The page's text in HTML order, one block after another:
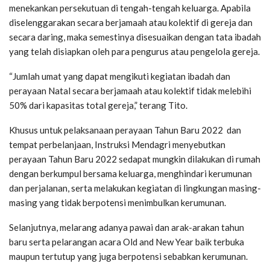
menekankan persekutuan di tengah-tengah keluarga. Apabila
diselenggarakan secara berjamaah atau kolektif di gereja dan
secara daring, maka semestinya disesuaikan dengan tata ibadah
yang telah disiapkan oleh para pengurus atau pengelola gereja.
“Jumlah umat yang dapat mengikuti kegiatan ibadah dan
perayaan Natal secara berjamaah atau kolektif tidak melebihi
50% dari kapasitas total gereja,” terang Tito.
Khusus untuk pelaksanaan perayaan Tahun Baru 2022 dan
tempat perbelanjaan, Instruksi Mendagri menyebutkan
perayaan Tahun Baru 2022 sedapat mungkin dilakukan di rumah
dengan berkumpul bersama keluarga, menghindari kerumunan
dan perjalanan, serta melakukan kegiatan di lingkungan masing-
masing yang tidak berpotensi menimbulkan kerumunan.
Selanjutnya, melarang adanya pawai dan arak-arakan tahun
baru serta pelarangan acara Old and New Year baik terbuka
maupun tertutup yang juga berpotensi sebabkan kerumunan.